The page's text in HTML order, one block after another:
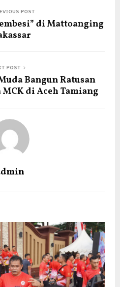
POST
di Mattoanging
POST
Bangun Ratusan
di Aceh Tamiang